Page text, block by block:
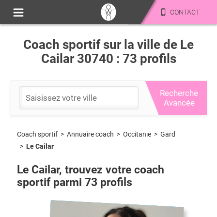
CONTACT
Coach sportif sur la ville de Le
Cailar 30740 : 73 profils
Recherche
Avancée
Coach sportif > Annuaire coach > Occitanie > Gard
> Le Cailar
Le Cailar, trouvez votre coach
sportif parmi 73 profils